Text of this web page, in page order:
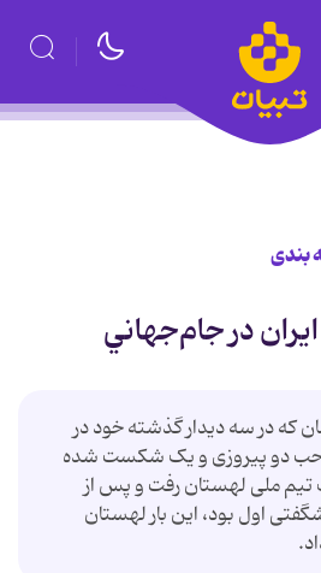
بندی
در جام‌جهاني
که در سه دیدار گذشته خود در
دو پیروزی و یک شکست شده
تیم ملی لهستان رفت و پس از
اول بود، این بار لهستان